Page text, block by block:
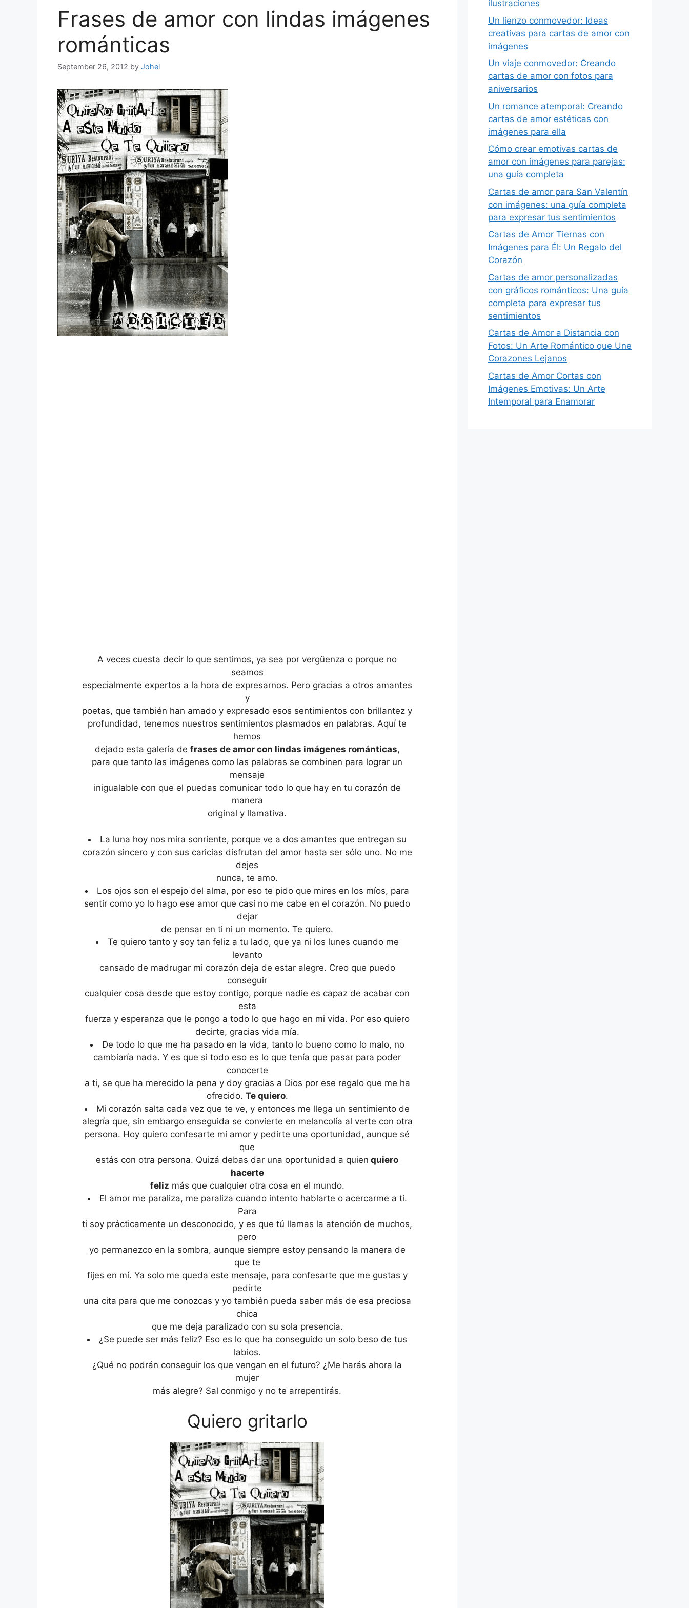
Frases de amor con lindas imágenes
románticas
September 26, 2012 by Johel
A veces cuesta decir lo que sentimos, ya sea por vergüenza o porque no
seamos
especialmente expertos a la hora de expresarnos. Pero gracias a otros amantes
y
poetas, que también han amado y expresado esos sentimientos con brillantez y
profundidad, tenemos nuestros sentimientos plasmados en palabras. Aquí te
hemos
dejado esta galería de frases de amor con lindas imágenes románticas,
para que tanto las imágenes como las palabras se combinen para lograr un
mensaje
inigualable con que el puedas comunicar todo lo que hay en tu corazón de
manera
original y llamativa.
La luna hoy nos mira sonriente, porque ve a dos amantes que entregan su
corazón sincero y con sus caricias disfrutan del amor hasta ser sólo uno. No me
dejes
nunca, te amo.
Los ojos son el espejo del alma, por eso te pido que mires en los míos, para
sentir como yo lo hago ese amor que casi no me cabe en el corazón. No puedo
dejar
de pensar en ti ni un momento. Te quiero.
Te quiero tanto y soy tan feliz a tu lado, que ya ni los lunes cuando me
levanto
cansado de madrugar mi corazón deja de estar alegre. Creo que puedo
conseguir
cualquier cosa desde que estoy contigo, porque nadie es capaz de acabar con
esta
fuerza y esperanza que le pongo a todo lo que hago en mi vida. Por eso quiero
decirte, gracias vida mía.
De todo lo que me ha pasado en la vida, tanto lo bueno como lo malo, no
cambiaría nada. Y es que si todo eso es lo que tenía que pasar para poder
conocerte
a ti, se que ha merecido la pena y doy gracias a Dios por ese regalo que me ha
ofrecido. Te quiero.
Mi corazón salta cada vez que te ve, y entonces me llega un sentimiento de
alegría que, sin embargo enseguida se convierte en melancolía al verte con otra
persona. Hoy quiero confesarte mi amor y pedirte una oportunidad, aunque sé
que
estás con otra persona. Quizá debas dar una oportunidad a quien quiero
hacerte
feliz más que cualquier otra cosa en el mundo.
El amor me paraliza, me paraliza cuando intento hablarte o acercarme a ti.
Para
ti soy prácticamente un desconocido, y es que tú llamas la atención de muchos,
pero
yo permanezco en la sombra, aunque siempre estoy pensando la manera de
que te
fijes en mí. Ya solo me queda este mensaje, para confesarte que me gustas y
pedirte
una cita para que me conozcas y yo también pueda saber más de esa preciosa
chica
que me deja paralizado con su sola presencia.
¿Se puede ser más feliz? Eso es lo que ha conseguido un solo beso de tus
labios.
¿Qué no podrán conseguir los que vengan en el futuro? ¿Me harás ahora la
mujer
más alegre? Sal conmigo y no te arrepentirás.
Quiero gritarlo
ilustraciones
Un lienzo conmovedor: Ideas
creativas para cartas de amor con
imágenes
Un viaje conmovedor: Creando
cartas de amor con fotos para
aniversarios
Un romance atemporal: Creando
cartas de amor estéticas con
imágenes para ella
Cómo crear emotivas cartas de
amor con imágenes para parejas:
una guía completa
Cartas de amor para San Valentín
con imágenes: una guía completa
para expresar tus sentimientos
Cartas de Amor Tiernas con
Imágenes para Él: Un Regalo del
Corazón
Cartas de amor personalizadas
con gráficos románticos: Una guía
completa para expresar tus
sentimientos
Cartas de Amor a Distancia con
Fotos: Un Arte Romántico que Une
Corazones Lejanos
Cartas de Amor Cortas con
Imágenes Emotivas: Un Arte
Intemporal para Enamorar